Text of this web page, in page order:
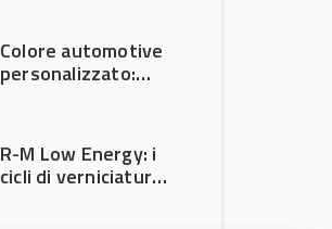
Colore automotive
personalizzato:
diventa ingegneria
di precisione
R-M Low Energy: i
cicli di verniciatura